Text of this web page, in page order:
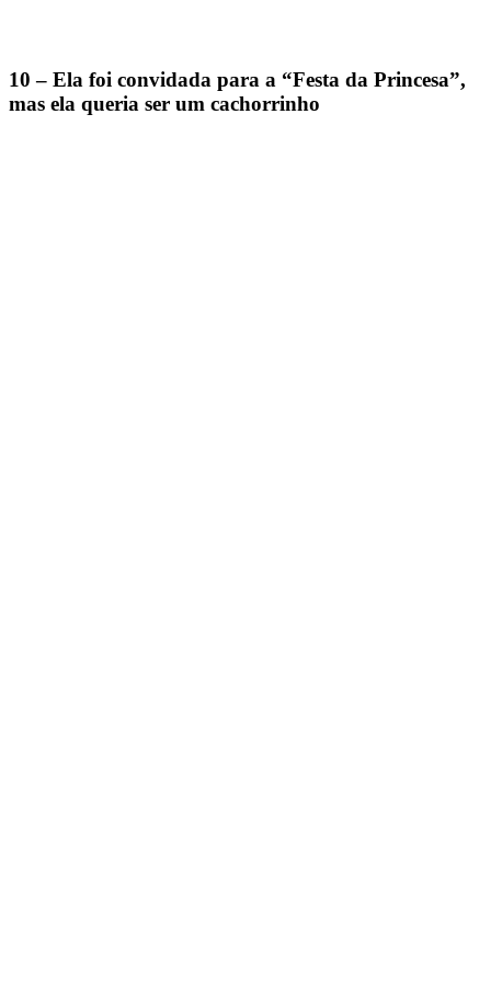
10 – Ela foi convidada para a “Festa da Princesa”,
mas ela queria ser um cachorrinho